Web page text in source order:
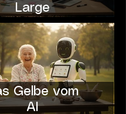
Large
Gelbe vom
AI